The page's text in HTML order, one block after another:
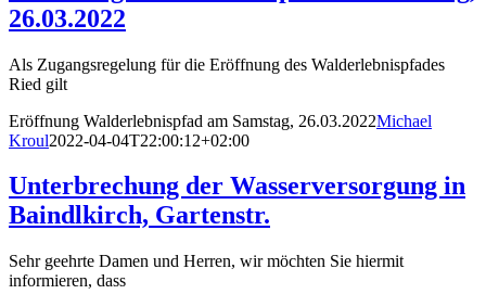
26.03.2022
Als Zugangsregelung für die Eröffnung des Walderlebnispfades
Ried gilt
Eröffnung Walderlebnispfad am Samstag, 26.03.2022Michael
Kroul2022-04-04T22:00:12+02:00
Unterbrechung der Wasserversorgung in
Baindlkirch, Gartenstr.
Sehr geehrte Damen und Herren, wir möchten Sie hiermit
informieren, dass